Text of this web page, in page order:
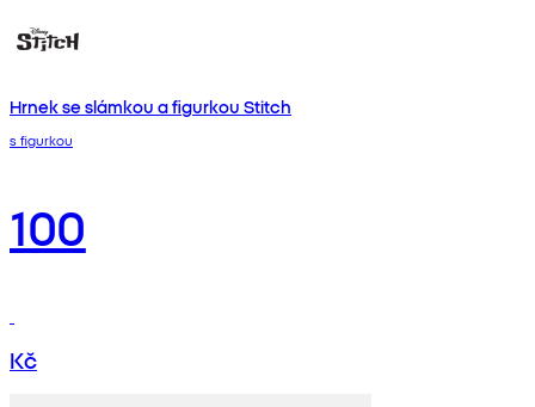
Hrnek se slámkou a figurkou Stitch
s figurkou
100
Kč